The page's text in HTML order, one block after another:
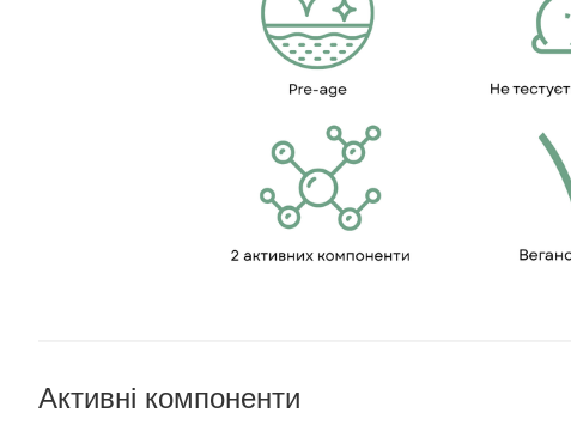
Активні компоненти